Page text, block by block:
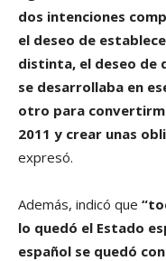
dos intenciones
el deseo de
distinta, el deseo de
se desarrollaba en
otro para
2011 y crear unas
expresó.
Además, indicó que
lo quedó el Estado
español se quedó